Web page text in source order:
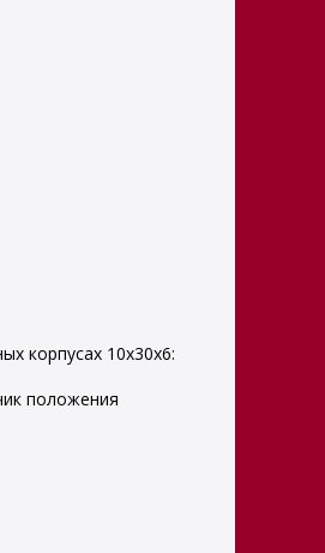
корпусах 10x30x6:
положения